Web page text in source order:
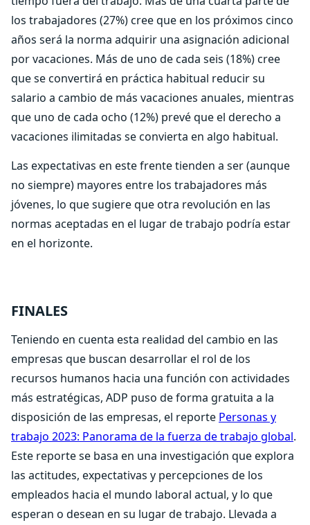
los trabajadores (27%) cree que en los próximos cinco
años será la norma adquirir una asignación adicional
por vacaciones. Más de uno de cada seis (18%) cree
que se convertirá en práctica habitual reducir su
salario a cambio de más vacaciones anuales, mientras
que uno de cada ocho (12%) prevé que el derecho a
vacaciones ilimitadas se convierta en algo habitual.
Las expectativas en este frente tienden a ser (aunque
no siempre) mayores entre los trabajadores más
jóvenes, lo que sugiere que otra revolución en las
normas aceptadas en el lugar de trabajo podría estar
en el horizonte.
FINALES
Teniendo en cuenta esta realidad del cambio en las
empresas que buscan desarrollar el rol de los
recursos humanos hacia una función con actividades
más estratégicas, ADP puso de forma gratuita a la
disposición de las empresas, el reporte Personas y
trabajo 2023: Panorama de la fuerza de trabajo global.
Este reporte se basa en una investigación que explora
las actitudes, expectativas y percepciones de los
empleados hacia el mundo laboral actual, y lo que
esperan o desean en su lugar de trabajo. Llevada a